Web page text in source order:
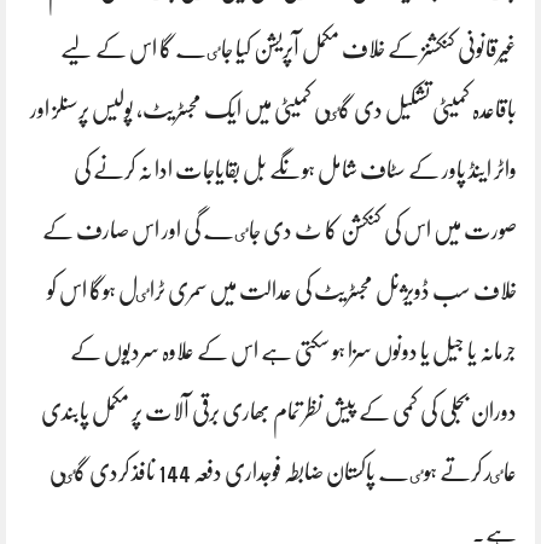
غیرقانونی کنکشنز کے خلاف مکمل آپریشن کیا جاٸے گا اس کے لیے
باقاعدہ کمیٹی تشکیل دی گٸی کمیٹی میں ایک مجسٹریٹ، پولیس پرسنلز اور
واٹر اینڈ پاور کے سٹاف شامل ہونگے بل بقایاجات ادا نہ کرنے کی
صورت میں اس کی کنکشن کا ٹ دی جاٸے گی اور اس صارف کے
خلاف سب ڈویژنل مجسٹریٹ کی عدالت میں سمری ٹراٸل ہوگا اس کو
جرمانہ یا جیل یا دونوں سزا ہو سکتی ہے اس کے علاوہ سردیوں کے
دوران بجلی کی کمی کے پیش نظر تمام بھاری برقی آلات پر مکمل پابندی
عاٸد کرتے ہوٸے پاکستان ضابطہ فوجداری دفعہ 144 نافذ کردی گٸی
ہے۔